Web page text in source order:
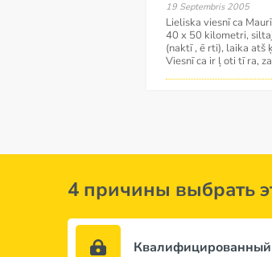
19 Septembris 2005
Lieliska viesnī ca
40 x 50 kilometri,
(naktī , ē rti), laika atš
Viesnī ca ir ļ oti tī ra,
4 причины выбрать
Квалифицированный